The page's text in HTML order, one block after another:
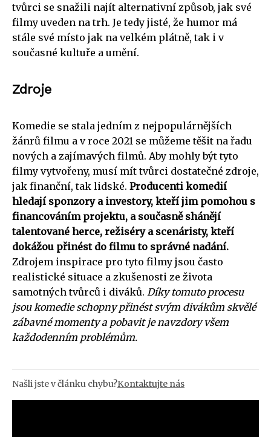
tvůrci se snažili najít alternativní způsob, jak své
filmy uveden na trh. Je tedy jisté, že humor má
stále své místo jak na velkém plátně, tak i v
současné kultuře a umění.
Zdroje
Komedie se stala jedním z nejpopulárnějších
žánrů filmu a v roce 2021 se můžeme těšit na řadu
nových a zajímavých filmů. Aby mohly být tyto
filmy vytvořeny, musí mít tvůrci dostatečné zdroje,
jak finanční, tak lidské. Producenti komedií
hledají sponzory a investory, kteří jim pomohou s
financováním projektu, a současně shánějí
talentované herce, režiséry a scenáristy, kteří
dokážou přinést do filmu to správné nadání.
Zdrojem inspirace pro tyto filmy jsou často
realistické situace a zkušenosti ze života
samotných tvůrců i diváků. Díky tomuto procesu
jsou komedie schopny přinést svým divákům skvělé
zábavné momenty a pobavit je navzdory všem
každodenním problémům.
Našli jste v článku chybu?Kontaktujte nás